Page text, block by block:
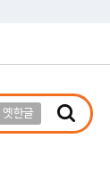
옛한글